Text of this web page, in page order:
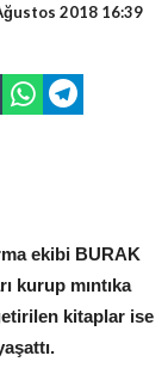
2018 16:39
ekibi BURAK
kurup mıntıka
kitaplar ise